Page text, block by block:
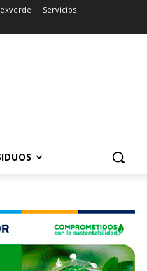
Servicios